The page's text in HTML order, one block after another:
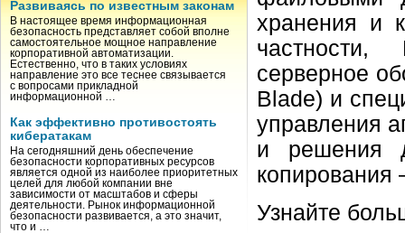
Развиваясь по известным законам
В настоящее время информационная
безопасность представляет собой вполне
самостоятельное мощное направление
корпоративной автоматизации.
Естественно, что в таких условиях
направление это все теснее связывается
с вопросами прикладной
информационной …
Как эффективно противостоять
кибератакам
На сегодняшний день обеспечение
безопасности корпоративных ресурсов
является одной из наиболее приоритетных
целей для любой компании вне
зависимости от масштабов и сферы
деятельности. Рынок информационной
безопасности развивается, а это значит,
что и …
хранения и
серверное
Blade) и
управления
и решения
Узнайте